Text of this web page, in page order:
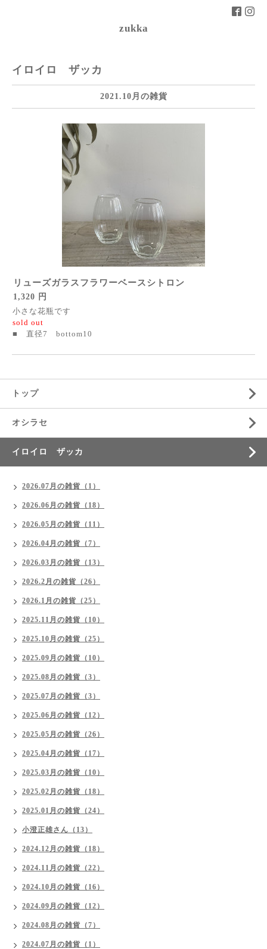
zukka
イロイロ ザッカ
2021.10月の雑貨
リューズガラスフラワーベースシトロン
1,320 円
小さな花瓶です
sold out
■ 直径7 bottom10
トップ
オシラセ
イロイロ ザッカ
2026.07月の雑貨（1）
2026.06月の雑貨（18）
2026.05月の雑貨（11）
2026.04月の雑貨（7）
2026.03月の雑貨（13）
2026.2月の雑貨（26）
2026.1月の雑貨（25）
2025.11月の雑貨（10）
2025.10月の雑貨（25）
2025.09月の雑貨（10）
2025.08月の雑貨（3）
2025.07月の雑貨（3）
2025.06月の雑貨（12）
2025.05月の雑貨（26）
2025.04月の雑貨（17）
2025.03月の雑貨（10）
2025.02月の雑貨（18）
2025.01月の雑貨（24）
小澄正雄さん（13）
2024.12月の雑貨（18）
2024.11月の雑貨（22）
2024.10月の雑貨（16）
2024.09月の雑貨（12）
2024.08月の雑貨（7）
2024.07月の雑貨（1）